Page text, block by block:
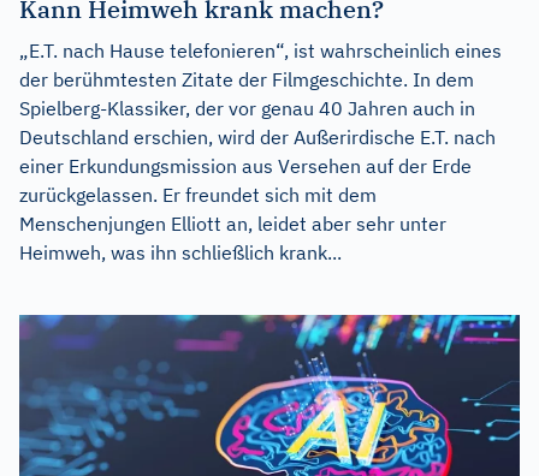
Kann Heimweh krank machen?
„E.T. nach Hause telefonieren“, ist wahrscheinlich eines
der berühmtesten Zitate der Filmgeschichte. In dem
Spielberg-Klassiker, der vor genau 40 Jahren auch in
Deutschland erschien, wird der Außerirdische E.T. nach
einer Erkundungsmission aus Versehen auf der Erde
zurückgelassen. Er freundet sich mit dem
Menschenjungen Elliott an, leidet aber sehr unter
Heimweh, was ihn schließlich krank...